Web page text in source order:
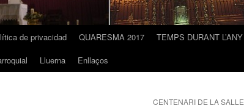
de privacidad QUARESMA 2017 TEMPS DURANT L’ANY
Lluerna Enllaços
CENTENARI DE LA SALLE